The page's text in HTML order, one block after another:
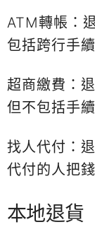
ATM轉帳：
包括跨行手
超商繳費：
但不包括手續
找人代付：
代付的人把
本地退貨